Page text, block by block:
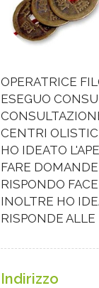
OPERATRICE
ESEGUO
CENTRI
HO IDEATO
FARE
RISPONDO
INOLTRE HO
RISPONDE
Indirizzo